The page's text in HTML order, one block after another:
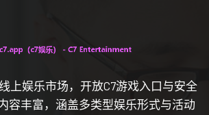
上娱乐市场，开放C7游戏入口与安全
容丰富，涵盖多类型娱乐形式与活动